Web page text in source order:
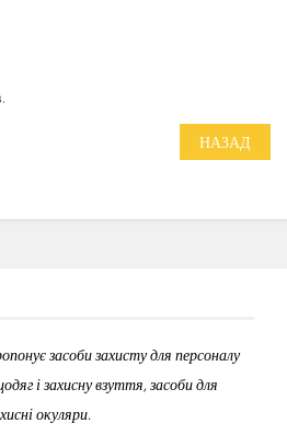
НАЗАД
засоби захисту для персоналу
і захисну взуття, засоби для
окуляри.